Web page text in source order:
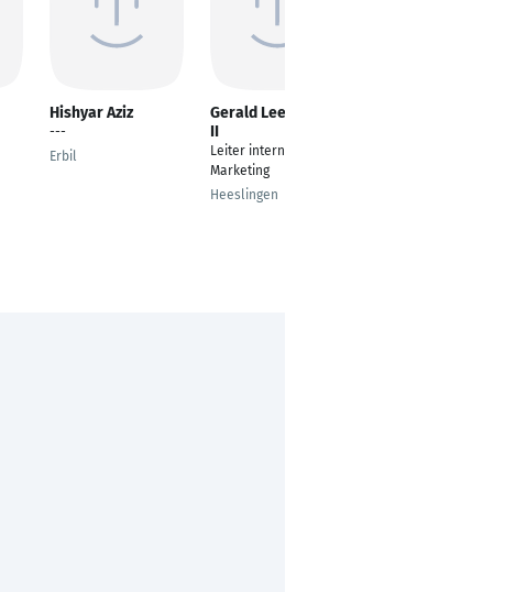
Hishyar Aziz
---
Erbil
Gerald Lee Secory
II
Leiter internationales
Marketing
Heeslingen